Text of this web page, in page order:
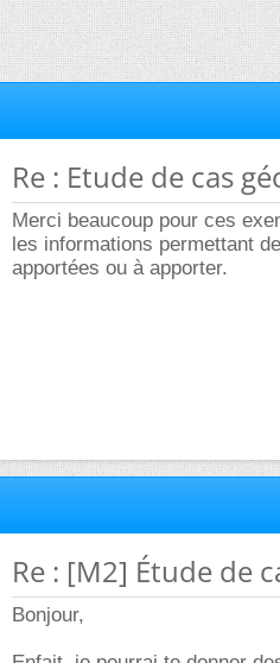
Re : Etude de cas
Merci beaucoup pour ces
les informations permettant
apportées ou à apporter.
Re : [M2] Étude de
Bonjour,